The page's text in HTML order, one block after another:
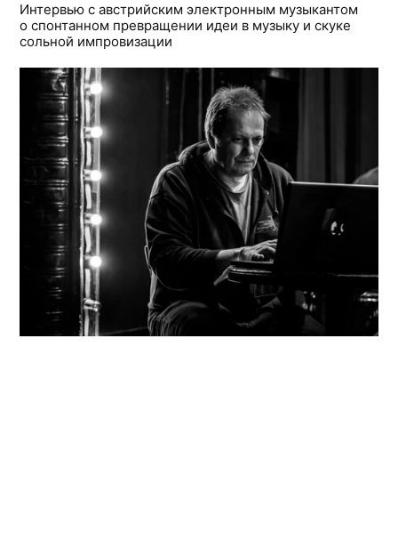
Интервью с австрийским электронным музыкантом
о спонтанном превращении идеи в музыку и скуке
сольной импровизации